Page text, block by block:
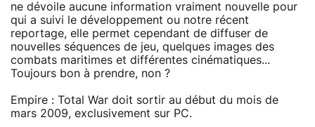
ne dévoile aucune information vraiment nouvelle pour
qui a suivi le développement ou notre récent
reportage, elle permet cependant de diffuser de
nouvelles séquences de jeu, quelques images des
combats maritimes et différentes cinématiques...
Toujours bon à prendre, non ?
Empire : Total War doit sortir au début du mois de
mars 2009, exclusivement sur PC.